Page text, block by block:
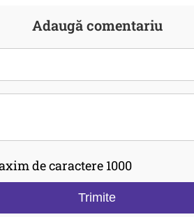
Adaugă comentariu
de caractere 1000
Trimite